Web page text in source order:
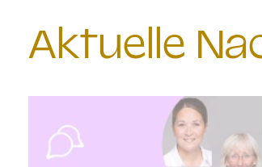
Aktuelle